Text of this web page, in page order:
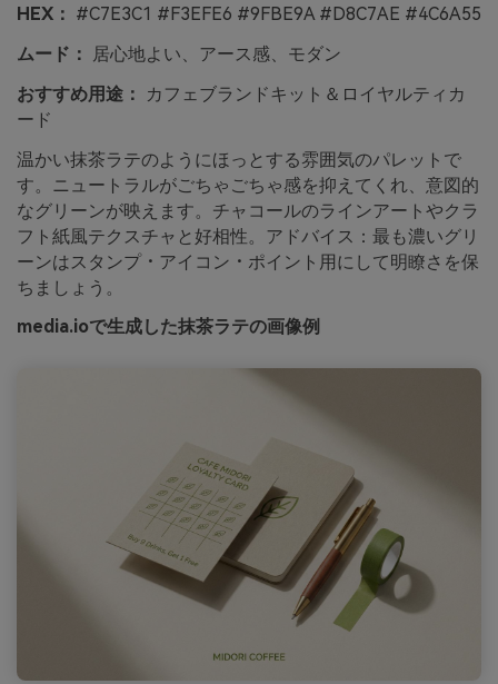
HEX： #C7E3C1 #F3EFE6 #9FBE9A #D8C7AE #4C6A55
ムード：
居心地よい、アース感、モダン
おすすめ用途：
カフェブランドキット＆ロイヤルティカ
ード
温かい抹茶ラテのようにほっとする雰囲気のパレットで
す。ニュートラルがごちゃごちゃ感を抑えてくれ、意図的
なグリーンが映えます。チャコールのラインアートやクラ
フト紙風テクスチャと好相性。アドバイス：最も濃いグリ
ーンはスタンプ・アイコン・ポイント用にして明瞭さを保
ちましょう。
media.ioで生成した抹茶ラテの画像例